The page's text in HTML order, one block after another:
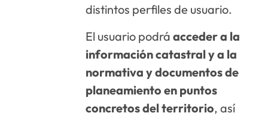
distintos perfiles de usuario.
El usuario podráacceder a la
información catastral y a la
normativa y documentos de
planeamiento en puntos
concretos del territorio, así